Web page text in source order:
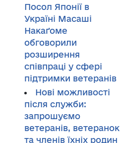
Посол Японії в
Україні Масаші
Накаґоме
обговорили
розширення
співпраці у сфері
підтримки ветеранів
Нові можливості
після служби:
запрошуємо
ветеранів, ветеранок
та членів їхніх родин